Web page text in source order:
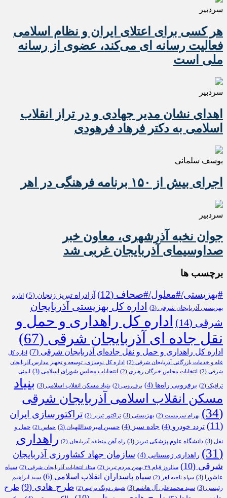
سردبیر
هر کسی برای اعتلای ایران و نظام اسلامی
فعالیت رسانه ای می‌کند، عضوی از رسانه
ملی است
سردبیر
اهدای نشان مدیر جهادی و در تراز انقلاب
اسلامی به دکتر فرهاد فرهودی
یوسف سلمانی
اجرای بیش از ۱۵۰ برنامه فرهنگی در اهر
سردبیر
جوان نخبه آذرشهری، معاون خبر
صداوسیمای آذربایجان غربی شد
برچسب ها
#بهزیستی/#معلول/#صحاف (12) آزادراه تبریز زنجان (5)
اداره
بهزیستی آذربایجان شرقی (3)
اداره کل بهزیستی آذربایجان
شرقی (14)
اداره کل راهداری و حمل و
نقل جاده ای آذربایجان شرقی (67)
اداره کل راهداری و حمل و نقل جاده‌ای آذربایجان شرقی (7)
اداره کل
غله و خدمات بازرگانی آذربایجان شرقی (2)
اداره کل نوسازی، توسعه و تجهیز مدارس آذربایجان
شرقی (2) انتخابات مجلس خبرگان رهبری (2) انتخابات مجلس شورای اسلامی (3) ایمنی
ترافیک (2) برفروبی راه‌ها (4) برف‌روبی (2) بنیاد مسکن انقلاب اسلامی (3)
بنیاد
مسکن انقلاب اسلامی آذربایجان شرقی
(34)
بهرام سرمست (2) بهزیستی (3) تراکتور تبریز (2)
تراکتورسازی ایران
(11)
تردد خودرو (4) جاده سبز (4) حسین امیرعبداللهیان (3) حماس (2)
حمل و
نقل (3) دانشگاه علوم پزشکی تبریز (3) راه آهن منطقه آذربایجان (2)
راهداری
(31)
راهداری زمستانی (4)
سازمان جهاد کشاورزی آذربایجان
شرقی (10) سالروز قیام ۲۹ بهمن مردم تبریز (2) ستاد انتخابات آذربایجان شرقی (2)
سپاه
عاشورا
(3) سپاه ناحیه اهر (2) سپاه پاسداران انقلاب اسلامی (6)
سید ابراهیم
رئیسی (3) سید محمدعلی آل هاشم (3) شیش دونگ برانیم (2) طرح هادی (9)
طرح